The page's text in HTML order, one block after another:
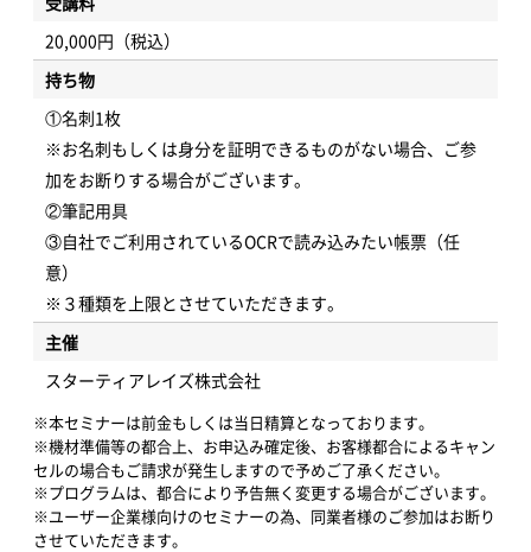
20,000円（税込）
持ち物
①名刺1枚
※お名刺もしくは身分を証明できるものがない場合、ご参
加をお断りする場合がございます。
②筆記用具
③自社でご利用されているOCRで読み込みたい帳票（任
意）
※３種類を上限とさせていただきます。
主催
スターティアレイズ株式会社
※本セミナーは前金もしくは当日精算となっております。
※機材準備等の都合上、お申込み確定後、お客様都合によるキャン
セルの場合もご請求が発生しますので予めご了承ください。
※プログラムは、都合により予告無く変更する場合がございます。
※ユーザー企業様向けのセミナーの為、同業者様のご参加はお断り
させていただきます。